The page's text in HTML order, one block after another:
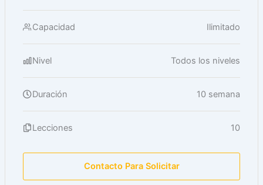
Capacidad Ilimitado
Nivel Todos los niveles
Duración 10 semana
Lecciones 10
Contacto Para Solicitar